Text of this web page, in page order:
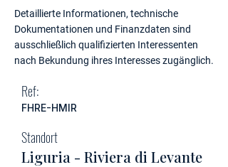
Detaillierte Informationen, technische
Dokumentationen und Finanzdaten sind
ausschließlich qualifizierten Interessenten
nach Bekundung ihres Interesses zugänglich.
Ref:
FHRE-HMIR
Standort
Liguria - Riviera di Levante